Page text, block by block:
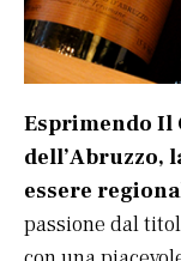
Esprimendo Il
dell’Abruzzo,
essere
passione dal